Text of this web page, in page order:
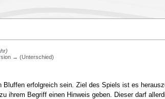
→ (Unterschied)
erfolgreich sein. Ziel des Spiels ist es
ihrem Begriff einen Hinweis geben. Dieser darf